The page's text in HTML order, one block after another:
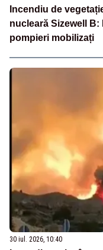
Incendiu de
nucleară Sizewell
pompieri mobilizați
30 iul. 2026, 10:40